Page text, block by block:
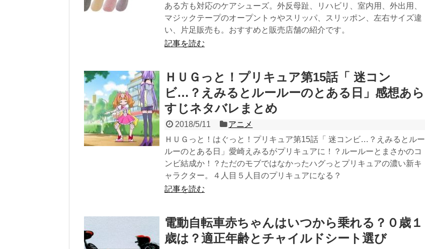
ある方も対応のケアシューズ。外反母趾、リハビリ、室内用、外出用、
マジックテープのオープントゥやスリッパ、スリッポン、左右サイズ違
い、片足販売も。おすすめと販売店舗の紹介です。
記事を読む
ＨＵＧっと！プリキュア第15話「 迷コン
ビ…？えみるとルールーのとある日」感想あら
すじネタバレまとめ
2018/5/11
アニメ
ＨＵＧっと！はぐっと！プリキュア第15話「 迷コンビ…？えみるとルー
ルーのとある日」愛崎えみるがプリキュアに！？ルールーとまさかのコ
ンビ結成か！？ただのモブではなかったハグっとプリキュアの濃い新キ
ャラクター。４人目５人目のプリキュアになる？
記事を読む
電動自転車赤ちゃんはいつから乗れる？０歳１
歳は？適正年齢とチャイルドシート選び